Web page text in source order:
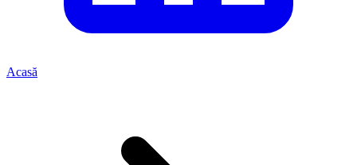
Acasă